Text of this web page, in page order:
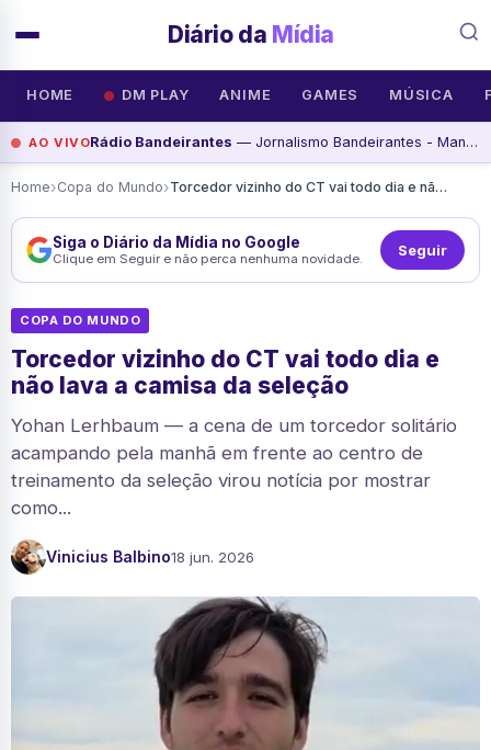
Diário da Mídia
HOME DM PLAY ANIME GAMES MÚSICA
AO VIVORádio Bandeirantes — Jornalismo Bandeirantes - Manhã - Programa de, assista agora
Home›Copa do Mundo› Torcedor vizinho do CT vai todo dia e não lava a camisa da seleção
Siga o Diário da Mídia no Google
Clique em Seguir e não perca nenhuma novidade. Seguir
COPA DO MUNDO
Torcedor vizinho do CT vai todo dia e
não lava a camisa da seleção
Yohan Lerhbaum — a cena de um torcedor solitário
acampando pela manhã em frente ao centro de
treinamento da seleção virou notícia por mostrar
como...
Vinicius Balbino18 jun. 2026